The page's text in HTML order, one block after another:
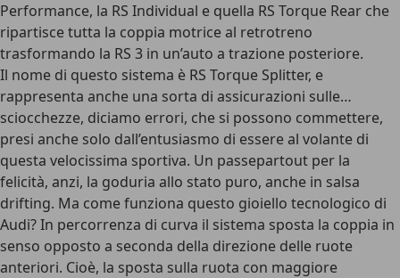
Performance, la RS Individual e quella RS Torque Rear che
ripartisce tutta la coppia motrice al retrotreno
trasformando la RS 3 in un’auto a trazione posteriore.
Il nome di questo sistema è RS Torque Splitter, e
rappresenta anche una sorta di assicurazioni sulle…
sciocchezze, diciamo errori, che si possono commettere,
presi anche solo dall’entusiasmo di essere al volante di
questa velocissima sportiva. Un passepartout per la
felicità, anzi, la goduria allo stato puro, anche in salsa
drifting. Ma come funziona questo gioiello tecnologico di
Audi? In percorrenza di curva il sistema sposta la coppia in
senso opposto a seconda della direzione delle ruote
anteriori. Cioè, la sposta sulla ruota con maggiore